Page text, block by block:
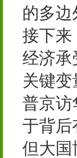
的多边
接下来
经济承
关键变
普京访
于背后
但大国